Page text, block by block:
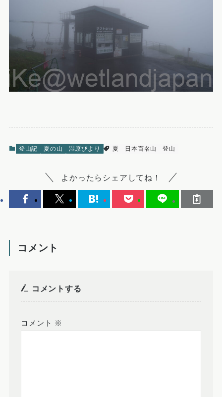
登山記 夏の山 湿原びより 夏 日本百名山 登山
よかったらシェアしてね！
コメント
コメントする
コメント ※